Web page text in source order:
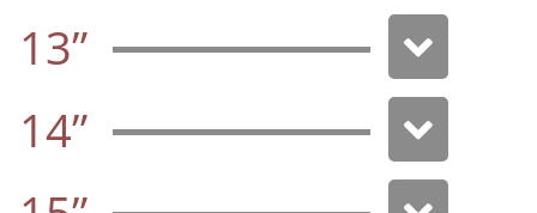
13”
14”